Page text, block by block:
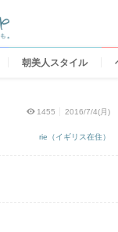
朝美人スタイル
1455 2016/7/4(月)
rie（イギリス在住）